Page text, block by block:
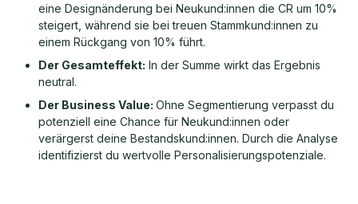
eine Designänderung bei Neukund:innen die CR um 10%
steigert, während sie bei treuen Stammkund:innen zu
einem Rückgang von 10% führt.
Der Gesamteffekt: In der Summe wirkt das Ergebnis
neutral.
Der Business Value: Ohne Segmentierung verpasst du
potenziell eine Chance für Neukund:innen oder
verärgerst deine Bestandskund:innen. Durch die Analyse
identifizierst du wertvolle Personalisierungspotenziale.